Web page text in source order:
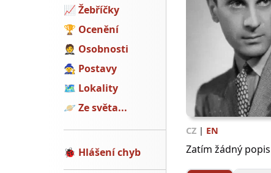
📈 Žebříčky
🏆 Ocenění
🤵 Osobnosti
🧙 Postavy
🗺 Lokality
🪐 Ze světa...
🐞 Hlášení chyb
CZ | EN
Zatím žádný popis